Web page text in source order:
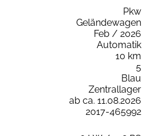
Pkw
Geländewagen
Feb / 2026
Automatik
10 km
5
Blau
Zentrallager
ab ca. 11.08.2026
2017-465992